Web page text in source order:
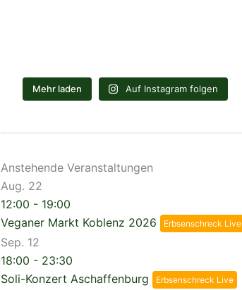
Mehr laden Auf Instagram folgen
Anstehende Veranstaltungen
Aug. 22
12:00 - 19:00
Veganer Markt Koblenz 2026
Erbsenschreck Live
Sep. 12
18:00 - 23:30
Soli-Konzert Aschaffenburg
Erbsenschreck Live